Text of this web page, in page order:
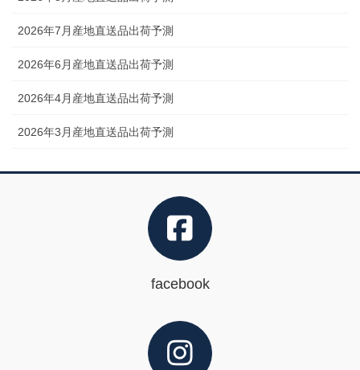
2026年7月産地直送品出荷予測
2026年6月産地直送品出荷予測
2026年4月産地直送品出荷予測
2026年3月産地直送品出荷予測
facebook